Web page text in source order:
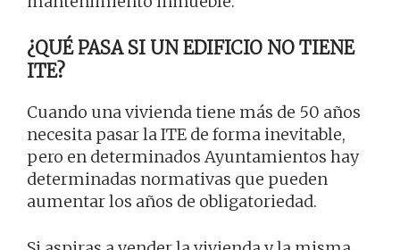
¿QUÉ PASA SI UN EDIFICIO NO TIENE
ITE?
Cuando una vivienda tiene más de 50 años
necesita pasar la ITE de forma inevitable,
pero en determinados Ayuntamientos hay
determinadas normativas que pueden
aumentar los años de obligatoriedad.